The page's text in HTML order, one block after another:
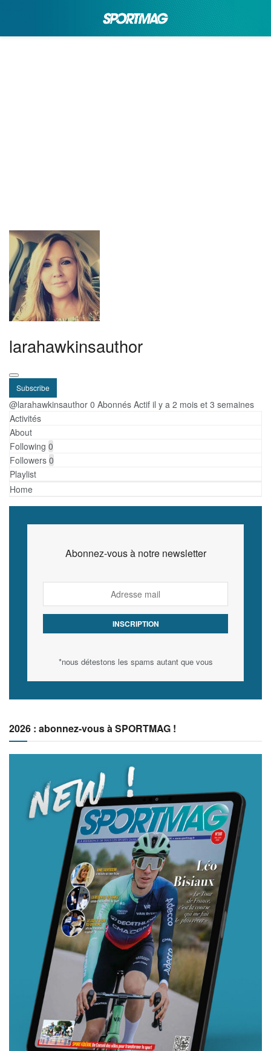
larahawkinsauthor
Subscribe
@larahawkinsauthor 0 Abonnés Actif il y a 2 mois et 3 semaines
Activités
About
Following 0
Followers 0
Playlist
Home
Abonnez-vous à notre newsletter
*nous détestons les spams autant que vous
2026 : abonnez-vous à SPORTMAG !